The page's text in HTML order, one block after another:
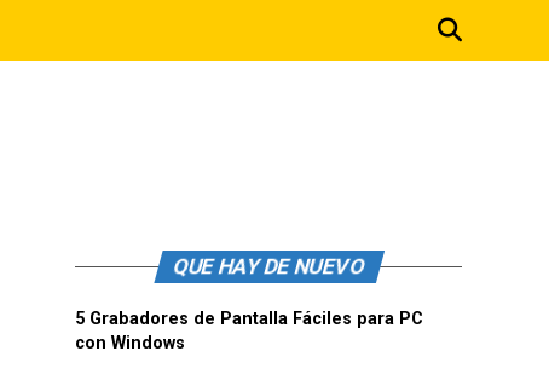
QUE HAY DE NUEVO
5 Grabadores de Pantalla Fáciles para PC
con Windows